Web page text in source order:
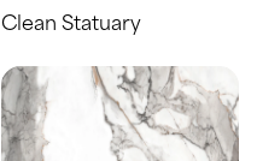
Clean Statuary